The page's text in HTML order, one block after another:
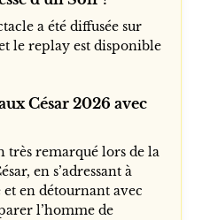
a été diffusée sur
le replay est disponible
César 2026 avec
très remarqué lors de la
en s’adressant à
en détournant avec
l’homme de